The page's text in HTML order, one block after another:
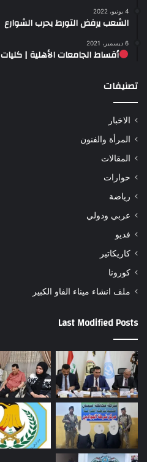
4 يونيو، 2022
الشعب يرفض التورط بحرب الشوارع
6 ديسمبر، 2021
أقساط الجامعات الأهلية |
تصنيفات
الاخبار
المرأة والفنون
المقالات
حوارات
رياضة
عربي ودولي
فديو
كاريكاتير
كورونا
ملف انشاء ميناء الفاو الكبير
Last Modified Posts